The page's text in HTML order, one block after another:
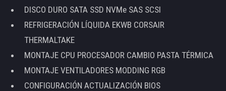
DISCO DURO SATA SSD NVMe SAS SCSI
REFRIGERACIÓN LÍQUIDA EKWB CORSAIR
THERMALTAKE
MONTAJE CPU PROCESADOR CAMBIO PASTA TÉRMICA
MONTAJE VENTILADORES MODDING RGB
CONFIGURACIÓN ACTUALIZACIÓN BIOS